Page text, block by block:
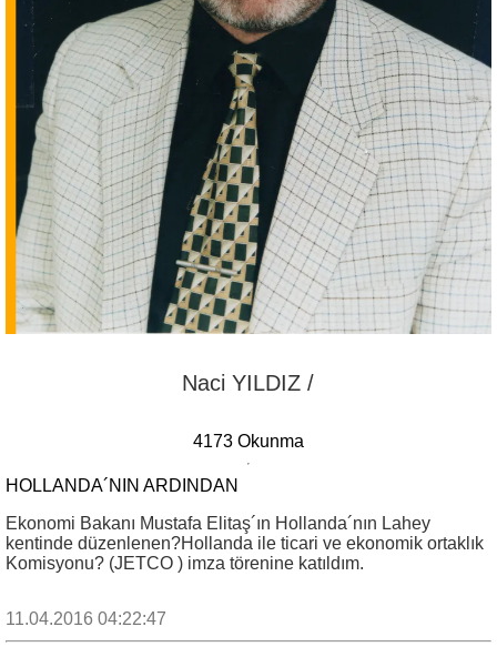
Naci YILDIZ /
4173 Okunma
HOLLANDA´NIN ARDINDAN
Ekonomi Bakanı Mustafa Elitaş´ın Hollanda´nın Lahey
kentinde düzenlenen?Hollanda ile ticari ve ekonomik ortaklık
Komisyonu? (JETCO ) imza törenine katıldım.
11.04.2016 04:22:47